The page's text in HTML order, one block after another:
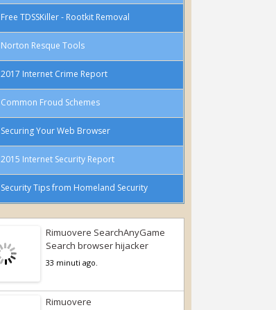
Free TDSSKiller - Rootkit Removal
Norton Resque Tools
2017 Internet Crime Report
Common Froud Schemes
Securing Your Web Browser
2015 Internet Security Report
Security Tips from Homeland Security
Rimuovere SearchAnyGame
Search browser hijacker
33 minuti ago.
Rimuovere